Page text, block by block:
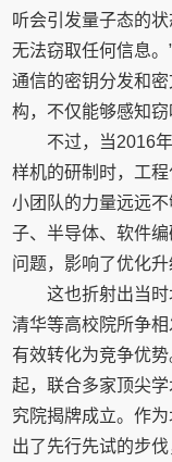
听会引发量子态的
无法窃取任何信息
通信的密钥分发和
构，不仅能够感知窃
不过，当2016
样机的研制时，工
小团队的力量远远
子、半导体、软件
问题，影响了优化升
这也折射出当时
清华等高校院所争
有效转化为竞争优
起，联合多家顶尖
究院揭牌成立。作
出了先行先试的步